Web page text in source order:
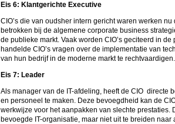
Eis 6: Klantgerichte Executive
CIO’s die van oudsher intern gericht waren werken
betrokken bij de algemene corporate business
de publieke markt. Vaak worden CIO’s geciteerd in
handelde CIO’s vragen over de implementatie van
van hun bedrijf in de moderne markt te rechtvaardigen.
Eis 7: Leader
Als manager van de IT-afdeling, heeft de CIO directe
en personeel te maken. Deze bevoegdheid kan de
werkwijze voor het aanpakken van slechte
bevoegde IT-organisatie, maar niet uit te breiden naar